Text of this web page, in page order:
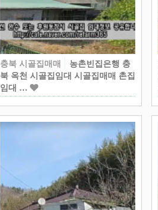
충북 시골집매매
농촌빈집은행 충
북 옥천 시골집임대 시골집매매 촌집
임대 …